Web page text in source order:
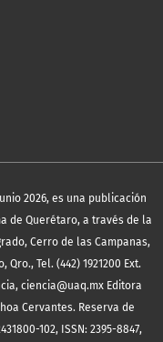
2026, es una publicación
de Querétaro, a través de la
Cerro de las Campanas,
Tel. (442) 1921200 Ext.
ciencia@uaq.mx Editora
Cervantes. Reserva de
102, ISSN: 2395-8847,